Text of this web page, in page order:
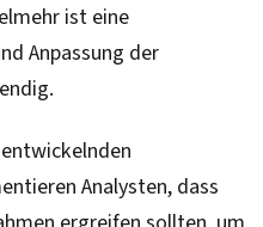
ist eine
Anpassung der
Analysten, dass